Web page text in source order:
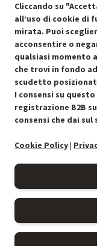
Condizioni
Cookie Policy
Preferenze cookie
Accessibilità
Cliccando su
all’uso di cookie di
mirata. Puoi
acconsentire o
qualsiasi momento
che trovi in fondo
scudetto
I consensi su
registrazione B2B
consensi che dai
Cookie Policy|